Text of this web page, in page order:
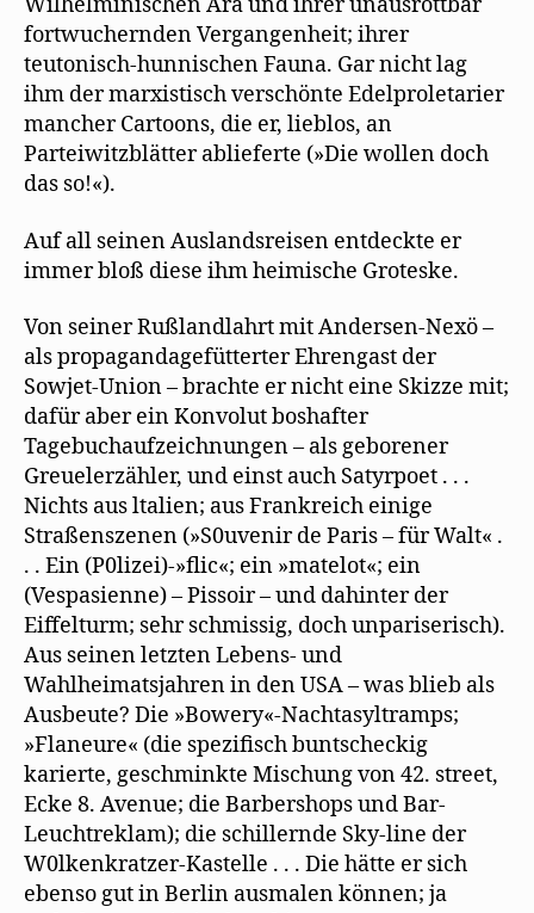
Wilhelminischen Ära und ihrer unausrottbar
fortwuchernden Vergangenheit; ihrer
teutonisch-hunnischen Fauna. Gar nicht lag
ihm der marxistisch verschönte Edelproletarier
mancher Cartoons, die er, lieblos, an
Parteiwitzblätter ablieferte (»Die wollen doch
das so!«).
Auf all seinen Auslandsreisen entdeckte er
immer bloß diese ihm heimische Groteske.
Von seiner Rußlandlahrt mit Andersen-Nexö –
als propagandagefütterter Ehrengast der
Sowjet-Union – brachte er nicht eine Skizze mit;
dafür aber ein Konvolut boshafter
Tagebuchaufzeichnungen – als geborener
Greuelerzähler, und einst auch Satyrpoet . . .
Nichts aus ltalien; aus Frankreich einige
Straßenszenen (»S0uvenir de Paris – für Walt« .
. . Ein (P0lizei)-»flic«; ein »matelot«; ein
(Vespasienne) – Pissoir – und dahinter der
Eiffelturm; sehr schmissig, doch unpariserisch).
Aus seinen letzten Lebens- und
Wahlheimatsjahren in den USA – was blieb als
Ausbeute? Die »Bowery«-Nachtasyltramps;
»Flaneure« (die spezifisch buntscheckig
karierte, geschminkte Mischung von 42. street,
Ecke 8. Avenue; die Barbershops und Bar-
Leuchtreklam); die schillernde Sky-line der
W0lkenkratzer-Kastelle . . . Die hätte er sich
ebenso gut in Berlin ausmalen können; ja